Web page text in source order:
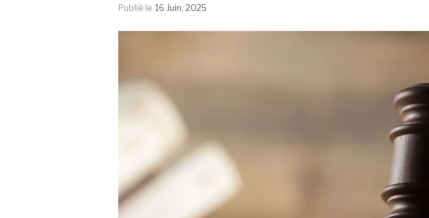
Publié le 16 Juin, 2025